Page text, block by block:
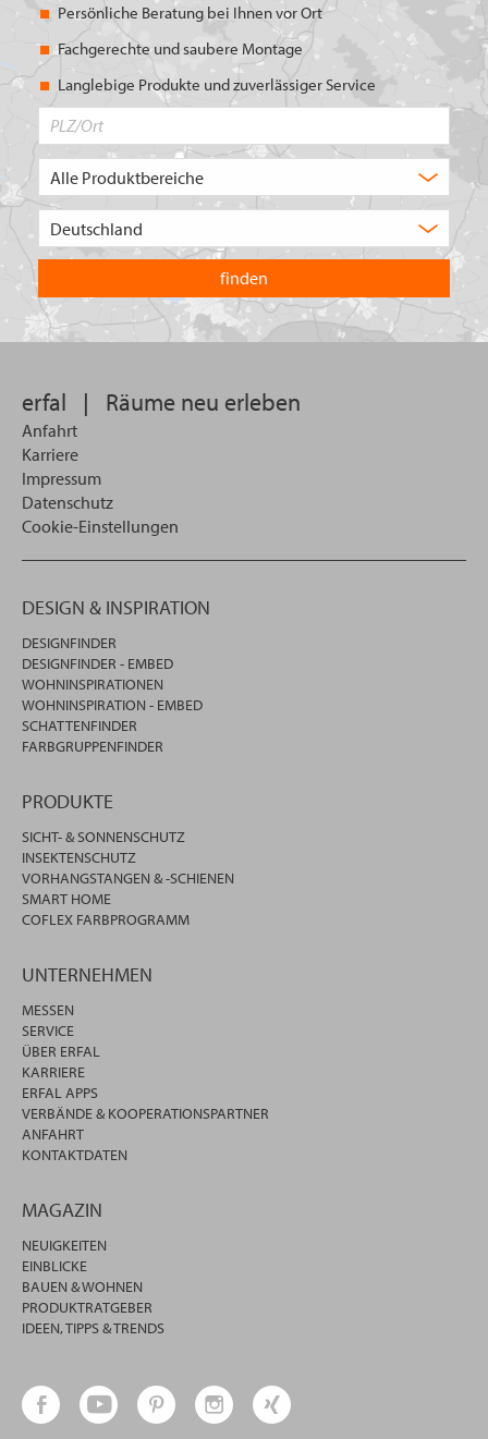
Persönliche Beratung bei Ihnen vor Ort
Fachgerechte und saubere Montage
Langlebige Produkte und zuverlässiger Service
in
welchem
Land
Sie
suchen
erfal | Räume neu erleben
Anfahrt
Karriere
Impressum
Datenschutz
Cookie-Einstellungen
DESIGN & INSPIRATION
DESIGNFINDER
DESIGNFINDER - EMBED
WOHNINSPIRATIONEN
WOHNINSPIRATION - EMBED
SCHATTENFINDER
FARBGRUPPENFINDER
PRODUKTE
SICHT- & SONNENSCHUTZ
INSEKTENSCHUTZ
VORHANGSTANGEN & -SCHIENEN
SMART HOME
COFLEX FARBPROGRAMM
UNTERNEHMEN
MESSEN
SERVICE
ÜBER ERFAL
KARRIERE
ERFAL APPS
VERBÄNDE & KOOPERATIONSPARTNER
ANFAHRT
KONTAKTDATEN
MAGAZIN
NEUIGKEITEN
EINBLICKE
BAUEN & WOHNEN
PRODUKTRATGEBER
IDEEN, TIPPS & TRENDS